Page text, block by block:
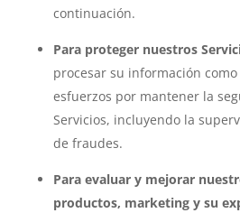
continuación.
Para proteger nuestros
procesar su información
esfuerzos por mantener la
Servicios, incluyendo la
de fraudes.
Para evaluar y mejorar
productos, marketing y su